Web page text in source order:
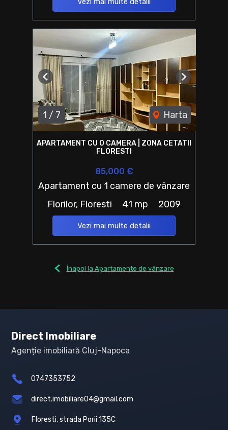
1 / 7 Harta
Previous Next
APARTAMENT CU O CAMERA | ZONA CETATII
FLORESTI
85,000 €
Apartament cu 1 camere de vânzare
Florilor, Floresti
41 mp 2009
Vezi mai multe detalii
Înapoi la Apartamente de vânzare
Direct Imobiliare
Agenție imobiliară Cluj-Napoca
0747353752
direct.imobiliare04@gmail.com
Floresti, strada Porii 135C